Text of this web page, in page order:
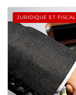
JURIDIQUE ET